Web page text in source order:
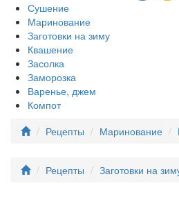
Сушение
Маринование
Заготовки на зиму
Квашение
Засолка
Заморозка
Варенье, джем
Компот
Рецепты
Маринование
Рецепты Заготовки на